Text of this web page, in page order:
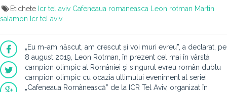
Etichete Icr tel aviv Cafeneaua romaneasca Leon rotman Martin
salamon Icr tel aviv
„Eu m-am născut, am crescut și voi muri evreu”, a declarat, pe
8 august 2019, Leon Rotman, în prezent cel mai în vârstă
campion olimpic al României și singurul evreu român dublu
campion olimpic cu ocazia ultimului eveniment al seriei
„Cafeneaua Românească” de la ICR Tel Aviv, organizat în